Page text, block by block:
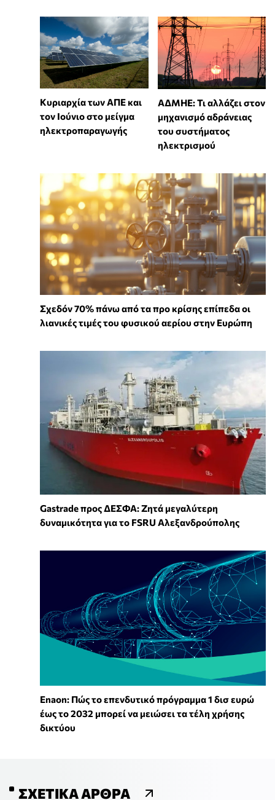
Κυριαρχία των ΑΠΕ και
τον Ιούνιο στο μείγμα
ηλεκτροπαραγωγής
ΑΔΜΗΕ: Τι αλλάζει στον
μηχανισμό αδράνειας
του συστήματος
ηλεκτρισμού
Σχεδόν 70% πάνω από τα προ κρίσης επίπεδα οι
λιανικές τιμές του φυσικού αερίου στην Ευρώπη
Gastrade προς ΔΕΣΦΑ: Ζητά μεγαλύτερη
δυναμικότητα για το FSRU Αλεξανδρούπολης
Enaon: Πώς το επενδυτικό πρόγραμμα 1 δισ ευρώ
έως το 2032 μπορεί να μειώσει τα τέλη χρήσης
δικτύου
ΣΧΕΤΙΚΆ ΆΡΘΡΑ